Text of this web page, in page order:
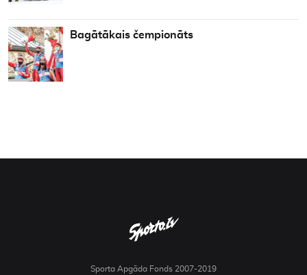
Bagātākais čempionāts
Sporta Apgāda Fonds 2007-2019